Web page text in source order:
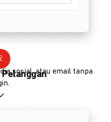
Pelanggan
sosial, atau email tanpa